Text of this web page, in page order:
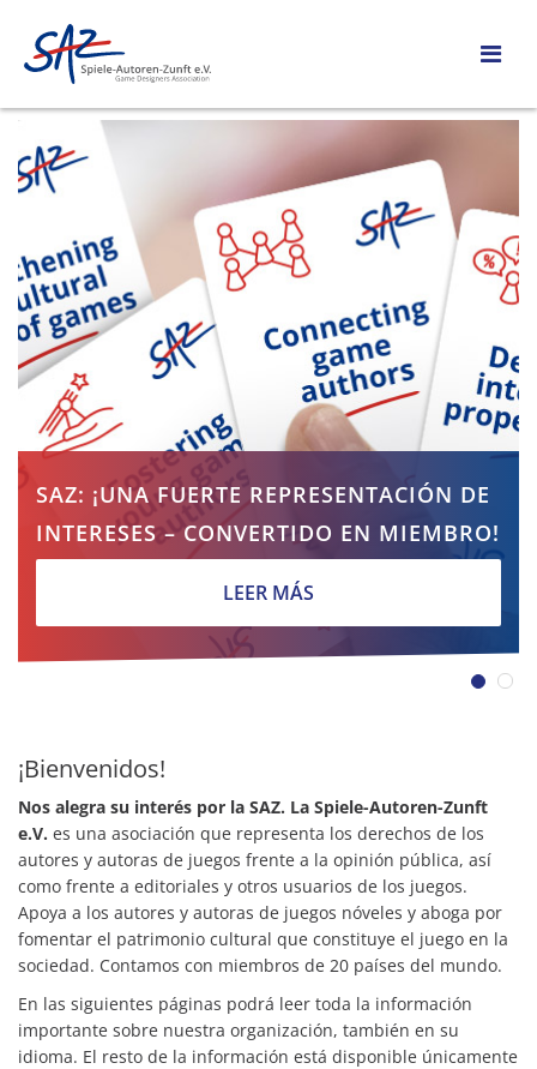
SAZ: ¡UNA FUERTE REPRESENTACIÓN DE
INTERESES – CONVERTIDO EN MIEMBRO!
LEER MÁS
¡Bienvenidos!
Nos alegra su interés por la SAZ. La Spiele-Autoren-Zunft
e.V. es una asociación que representa los derechos de los
autores y autoras de juegos frente a la opinión pública, así
como frente a editoriales y otros usuarios de los juegos.
Apoya a los autores y autoras de juegos nóveles y aboga por
fomentar el patrimonio cultural que constituye el juego en la
sociedad. Contamos con miembros de 20 países del mundo.
En las siguientes páginas podrá leer toda la información
importante sobre nuestra organización, también en su
idioma. El resto de la información está disponible únicamente